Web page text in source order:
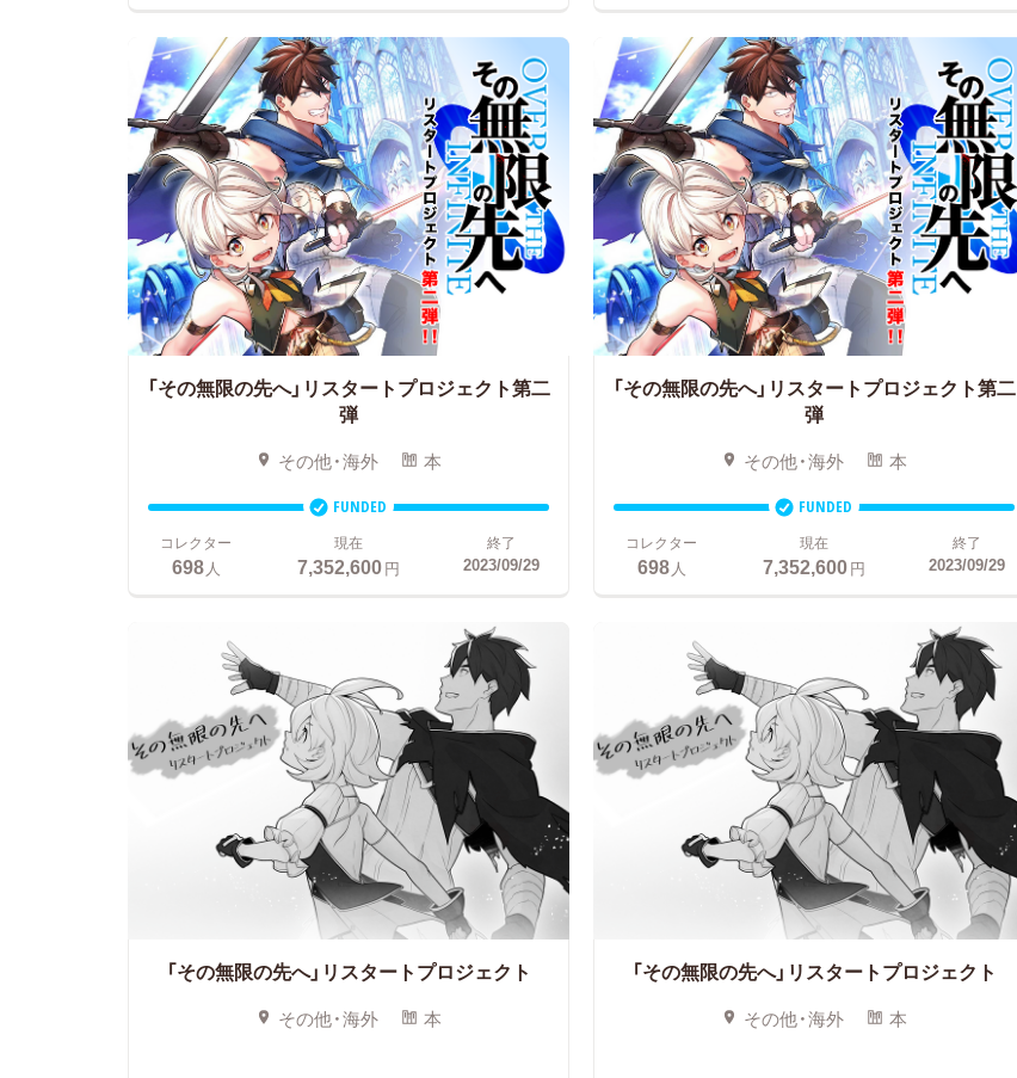
「その無限の先へ」リスタートプロジェクト第二
弾
その他・海外 本
FUNDED
コレクター
698 人
現在
7,352,600円
終了
2023/09/29
「その無限の先へ」リスタートプロジェクト第二
弾
その他・海外 本
FUNDED
コレクター
698 人
現在
7,352,600円
終了
2023/09/29
「その無限の先へ」リスタートプロジェクト
その他・海外 本
「その無限の先へ」リスタートプロジェクト
その他・海外 本